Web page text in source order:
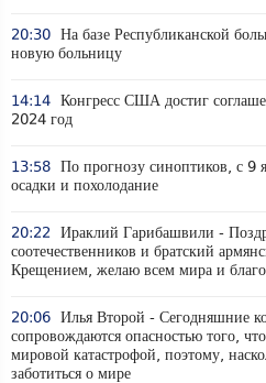
20:30 На базе Республиканской
новую больницу
14:14 Конгресс США достиг
2024 год
13:58 По прогнозу синоптиков, с 9
осадки и похолодание
20:22
Ираклий Гарибашвили -
соотечественников и братский
Крещением, желаю всем мира и
20:06 Илья Второй - Сегодняшние
сопровождаются опасностью того,
мировой катастрофой, поэтому,
заботиться о мире